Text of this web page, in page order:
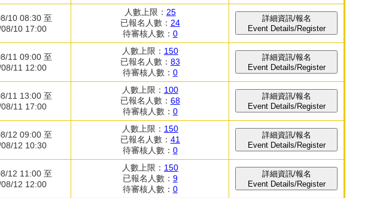
10 08:30 至
10 17:00
人數上限： 25
已報名人數： 24
待審核人數： 0
詳細資訊/報名
Event Details/Register
11 09:00 至
11 12:00
人數上限： 150
已報名人數： 83
待審核人數： 0
詳細資訊/報名
Event Details/Register
11 13:00 至
11 17:00
人數上限： 100
已報名人數： 68
待審核人數： 0
詳細資訊/報名
Event Details/Register
12 09:00 至
12 10:30
人數上限： 150
已報名人數： 41
待審核人數： 0
詳細資訊/報名
Event Details/Register
12 11:00 至
12 12:00
人數上限： 150
已報名人數： 9
待審核人數： 0
詳細資訊/報名
Event Details/Register